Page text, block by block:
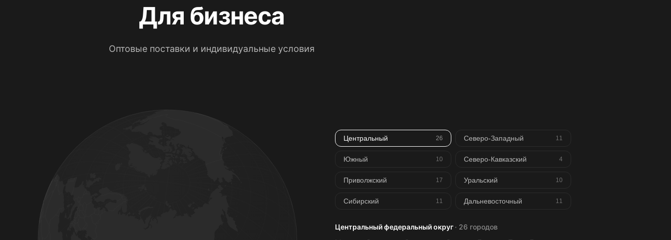
Для бизнеса
Оптовые поставки и индивидуальные условия
Центральный 26 Северо-Западный 11
Южный 10 Северо-Кавказский 4
Приволжский 17 Уральский 10
Сибирский 11 Дальневосточный 11
Центральный федеральный округ · 26 городов